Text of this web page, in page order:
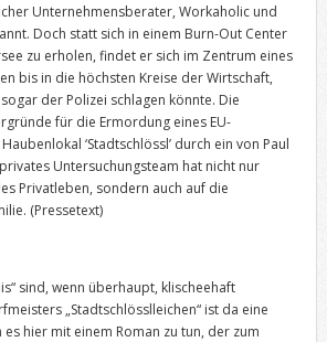
Unternehmensberater, Workaholic und
Doch statt sich in einem Burn-Out Center
zu erholen, findet er sich im Zentrum eines
bis in die höchsten Kreise der Wirtschaft,
der Polizei schlagen könnte. Die
für die Ermordung eines EU-
‘Stadtschlössl’ durch ein von Paul
Untersuchungsteam hat nicht nur
Privatleben, sondern auch auf die
(Pressetext)
sind, wenn überhaupt, klischeehaft
„Stadtschlösslleichen“ ist da eine
hier mit einem Roman zu tun, der zum